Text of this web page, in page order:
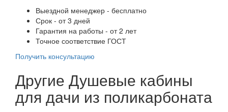
Выездной менеджер - бесплатно
Срок - от 3 дней
Гарантия на работы - от 2 лет
Точное соответствие ГОСТ
Получить консультацию
Другие Душевые кабины
для дачи из поликарбоната